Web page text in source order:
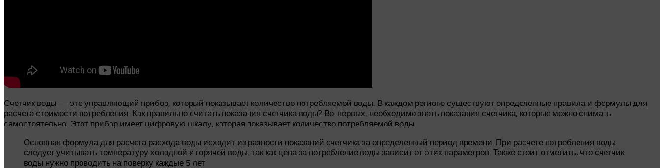
Счетчик воды — это управляющий прибор, который показывает количество потребляемой воды. В каждом регионе существуют определенные правила и формулы для
расчета стоимости потребления. Как правильно считать показания счетчика воды? Во-первых, необходимо знать показания счетчика, которые можно снимать
самостоятельно. Этот прибор имеет цифровую шкалу, которая показывает количество потребляемой воды.
Основная формула для расчета расхода воды исходит из разности показаний счетчика за определенный период времени. При расчете потребления воды
следует учитывать температуру холодной и горячей воды, так как цена за потребление воды зависит от этих параметров. Также стоит отметить, что счетчик
воды нужно проводить на поверку каждые 5 лет